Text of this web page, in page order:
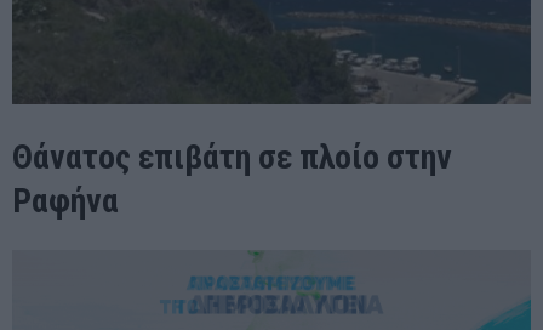
Θάνατος επιβάτη σε πλοίο στην
Ραφήνα